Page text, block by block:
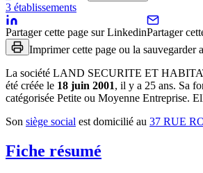
3 établissements
Partager cette page sur LinkedinPartager
Imprimer cette page ou la sauvegarder
La société LAND SECURITE ET
été créée le 18 juin 2001, il y a 25 ans. Sa
catégorisée Petite ou Moyenne Entreprise.
Son siège social est domicilié au 37 RUE
Fiche résumé